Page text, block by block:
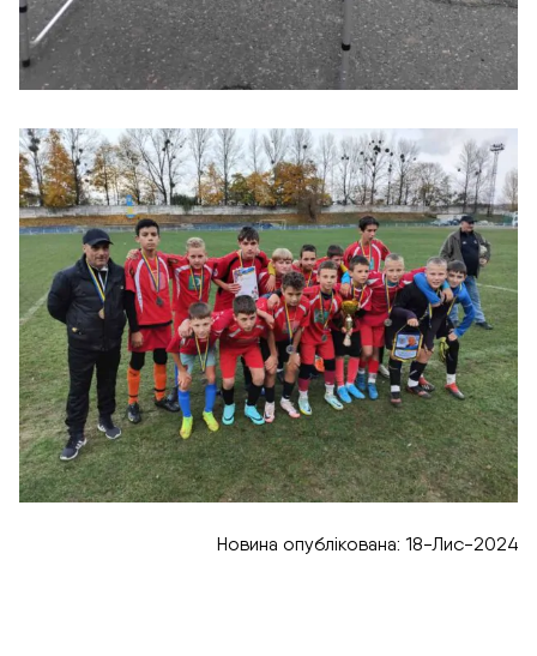
Новина опублікована: 18-Лис-2024